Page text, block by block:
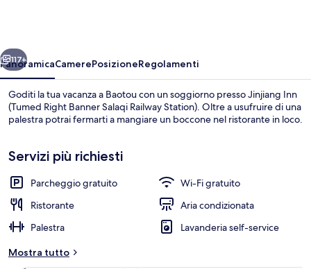
Salaqi
Railway
Station)
Interni
Avanti
117+
PanoramicaCamerePosizioneRegolamenti
Goditi la tua vacanza a Baotou con un soggiorno presso Jinjiang Inn
(Tumed Right Banner Salaqi Railway Station). Oltre a usufruire di una
palestra potrai fermarti a mangiare un boccone nel ristorante in loco.
Servizi più richiesti
Parcheggio gratuito
Wi-Fi gratuito
Ristorante
Aria condizionata
Palestra
Lavanderia self-service
Mostra tutto